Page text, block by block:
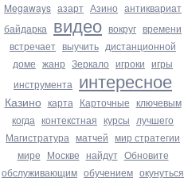
Megaways азарт Азино антиквариат
байдарка видео вокруг времени
встречает выучить дистанционной
доме жанр Зеркало игроки игры
инструмента интересное
Казино карта Карточные ключевым
когда контекстная курсы лучшего
Магистратура матчей мир стратегии
мире Москве найдут Обновите
обслуживающим обучением окунуться